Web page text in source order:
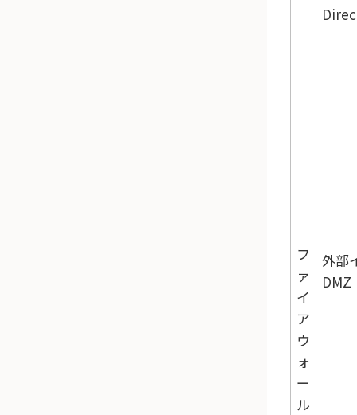
フ
ァ
イ
ア
ウ
ォ
ー
ル
外部
DMZ